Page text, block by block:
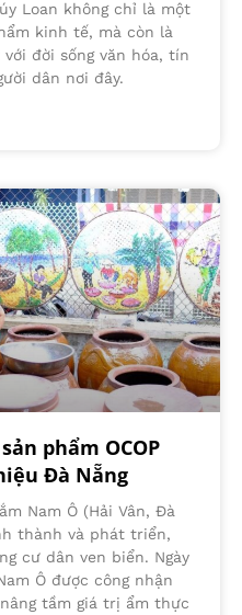
Loan không chỉ là một
kinh tế, mà còn là
đời sống văn hóa, tín
dân nơi đây.
phẩm OCOP
Đà Nẵng
Nam Ô (Hải Vân, Đà
thành và phát triển,
cư dân ven biển. Ngày
Ô được công nhận
nâng tầm giá trị ẩm thực